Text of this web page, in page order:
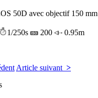
50D avec objectif 150 mm
1/250s 200 0.95m
Article suivant >